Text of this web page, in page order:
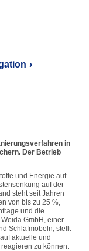
in
Der Betrieb
und Energie auf
auf der
steht seit Jahren
von bis zu 25 %,
und die
GmbH, einer
Schlafmöbeln, stellt
aktuelle und
zu können.